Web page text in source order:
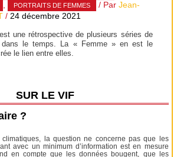
, PORTRAITS DE FEMMES / ParJean-
/24 décembre 2021
une rétrospective de plusieurs séries de
dans le temps. La « Femme » en est le
le lien entre elles.
SUR LE VIF
?
climatiques, la question ne concerne pas que les
avec un minimum d’information est en mesure
en compte que les données bougent, que les